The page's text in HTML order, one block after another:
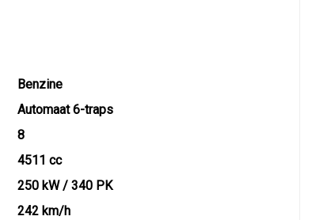
Benzine
Automaat 6-traps
8
4511 cc
250 kW / 340 PK
242 km/h